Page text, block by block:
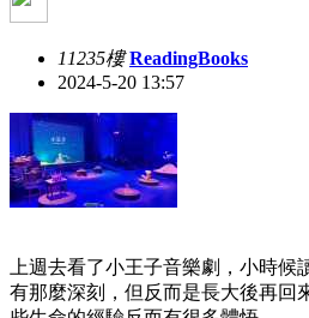
11235樓 ReadingBooks
2024-5-20 13:57
上週去看了小王子音樂劇，小時候
有那麼深刻，但反而是長大後再回